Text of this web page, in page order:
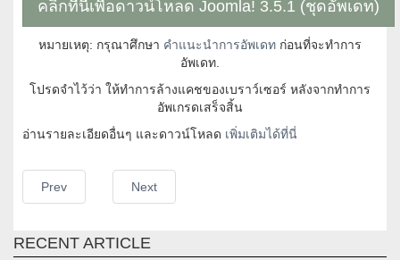
คลิกที่นี่เพื่อดาวน์โหลด Joomla! 3.5.1 (ชุดอัพเดท)
หมายเหตุ: กรุณาศึกษา คำแนะนำการอัพเดท ก่อนที่จะทำการ
อัพเดท.
โปรดจำไว้ว่า ให้ทำการล้างแคชของเบราว์เซอร์ หลังจากทำการ
อัพเกรดเสร็จสิ้น
อ่านรายละเอียดอื่นๆ และดาวน์โหลด เพิ่มเติมได้ที่นี่
Prev Next
RECENT ARTICLE